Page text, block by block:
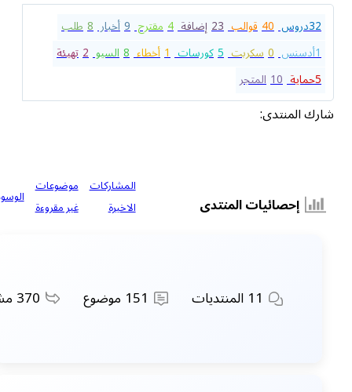
32دروس 40قوالب23إضافة4 مقترح 9 أخبار8 طلب
أدسنس 0 سكربت5 كورسات1 أخطاء8 السيو 2 تهيئة
حماية10المتجر
شارك المنتدى:
إحصائيات المنتدى
المشاركات
الاخيرة
موضوعات
غير مقروءة
الوسوم
11 المنتديات 151موضوع 370